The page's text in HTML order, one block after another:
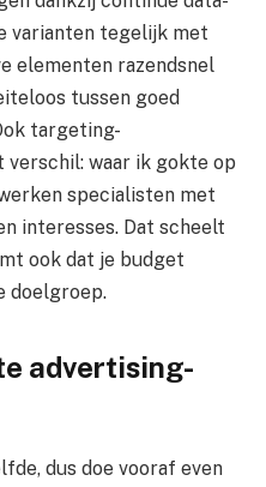
varianten tegelijk met
elementen razendsnel
tussen goed
targeting-
verschil: waar ik gokte op
specialisten met
interesses. Dat scheelt
ook dat je budget
doelgroep.
advertising-
dus doe vooraf even